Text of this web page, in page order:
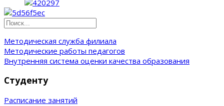
Методическая служба филиала
Методические работы педагогов
Внутренняя система оценки качества образования
Студенту
Расписание занятий